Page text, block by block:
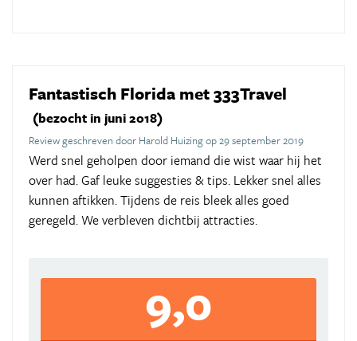
Fantastisch Florida met 333Travel
(bezocht in juni 2018)
Review geschreven door Harold Huizing op 29 september 2019
Werd snel geholpen door iemand die wist waar hij het
over had. Gaf leuke suggesties & tips. Lekker snel alles
kunnen aftikken. Tijdens de reis bleek alles goed
geregeld. We verbleven dichtbij attracties.
9,0